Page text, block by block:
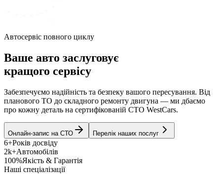
Автосервіс повного циклу
Ваше авто заслуговує
кращого сервісу
Забезпечуємо надійність та безпеку вашого пересування. Від
планового ТО до складного ремонту двигуна — ми дбаємо
про кожну деталь на сертифікованій СТО WestCars.
Онлайн-запис на СТО Перелік наших послуг
6+Років досвіду
2k+Автомобілів
100%Якість & Гарантія
Наші спеціалізації